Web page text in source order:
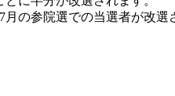
月の参院選での当選者が改選